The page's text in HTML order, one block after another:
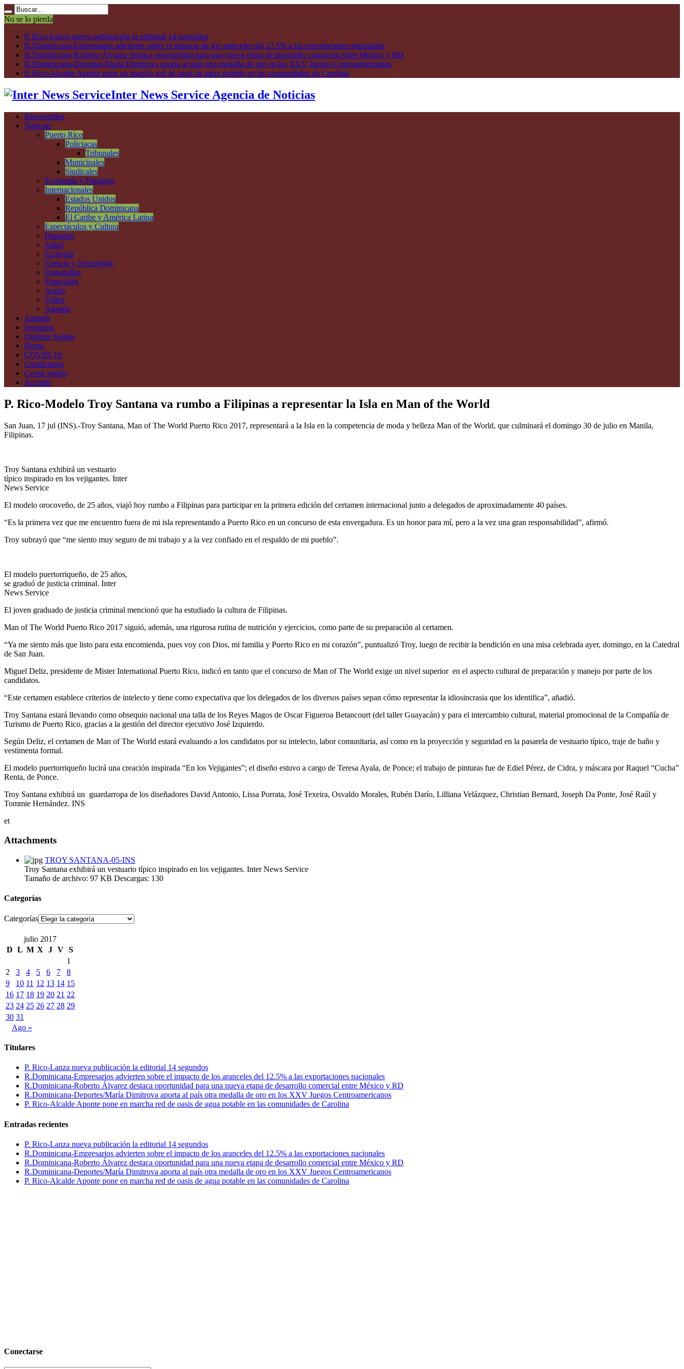
No se lo pierda
P. Rico-Lanza nueva publicación la editorial 14 segundos
R.Dominicana-Empresarios advierten sobre el impacto de los aranceles del 12.5% a las exportaciones nacionales
R.Dominicana-Roberto Álvarez destaca oportunidad para una nueva etapa de desarrollo comercial entre México y RD
R.Dominicana-Deportes/María Dimitrova aporta al país otra medalla de oro en los XXV Juegos Centroamericanos
P. Rico-Alcalde Aponte pone en marcha red de oasis de agua potable en las comunidades de Carolina
Inter News Service Agencia de Noticias
Bienvenidos
Noticias
Puerto Rico
Policiacas
Tribunales
Municipales
Sindicales
Economía y Finanzas
Internacionales
Estados Unidos
República Dominicana
El Caribe y América Latina
Espectáculos y Cultura
Deportes
Salud
Ecología
Ciencia y Tecnología
Fotografías
Especiales
Audio
Vídeo
Agenda
Agenda
Servicios
Quiénes Somos
Demo
COVID-19
Contáctenos
Cerrar sesión
Acceder
P. Rico-Modelo Troy Santana va rumbo a Filipinas a representar la Isla en Man of the World
San Juan, 17 jul (INS).-Troy Santana, Man of The World Puerto Rico 2017, representará a la Isla en la competencia de moda y belleza Man of the World, que culminará el domingo 30 de julio en Manila,
Filipinas.
Troy Santana exhibirá un vestuario
típico inspirado en los vejigantes. Inter
News Service
El modelo orocoveño, de 25 años, viajó hoy rumbo a Filipinas para participar en la primera edición del certamen internacional junto a delegados de aproximadamente 40 países.
“Es la primera vez que me encuentro fuera de mi isla representando a Puerto Rico en un concurso de esta envergadura. Es un honor para mí, pero a la vez una gran responsabilidad”, afirmó.
Troy subrayó que “me siento muy seguro de mi trabajo y a la vez confiado en el respaldo de mi pueblo”.
El modelo puertorriqueño, de 25 años,
se graduó de justicia criminal. Inter
News Service
El joven graduado de justicia criminal mencionó que ha estudiado la cultura de Filipinas.
Man of The World Puerto Rico 2017 siguió, además, una rigurosa rutina de nutrición y ejercicios, como parte de su preparación al certamen.
“Ya me siento más que listo para esta encomienda, pues voy con Dios, mi familia y Puerto Rico en mi corazón”, puntualizó Troy, luego de recibir la bendición en una misa celebrada ayer, domingo, en la Catedral
de San Juan.
Miguel Deliz, presidente de Mister International Puerto Rico, indicó en tanto que el concurso de Man of The World exige un nivel superior en el aspecto cultural de preparación y manejo por parte de los
candidatos.
“Este certamen establece criterios de intelecto y tiene como expectativa que los delegados de los diversos países sepan cómo representar la idiosincrasia que los identifica”, añadió.
Troy Santana estará llevando como obsequio nacional una talla de los Reyes Magos de Oscar Figueroa Betancourt (del taller Guayacán) y para el intercambio cultural, material promocional de la Compañía de
Turismo de Puerto Rico, gracias a la gestión del director ejecutivo José Izquierdo.
Según Deliz, el certamen de Man of The World estará evaluando a los candidatos por su intelecto, labor comunitaria, así como en la proyección y seguridad en la pasarela de vestuario típico, traje de baño y
vestimenta formal.
El modelo puertorriqueño lucirá una creación inspirada “En los Vejigantes”; el diseño estuvo a cargo de Teresa Ayala, de Ponce; el trabajo de pinturas fue de Ediel Pérez, de Cidra, y máscara por Raquel “Cucha”
Renta, de Ponce.
Troy Santana exhibirá un guardarropa de los diseñadores David Antonio, Lissa Porrata, José Texeira, Osvaldo Morales, Rubén Darío, Lilliana Velázquez, Christian Bernard, Joseph Da Ponte, José Raúl y
Tommie Hernández. INS
et
Attachments
TROY SANTANA-05-INS
Troy Santana exhibirá un vestuario típico inspirado en los vejigantes. Inter News Service
Tamaño de archivo: 97 KB Descargas: 130
Categorías
Categorías
julio 2017
D L M X J V S
1
2
3 4 5 6 7
8
9
10 11 12 13 14 15
16 17 18 19 20 21 22
23 24 25 26 27 28 29
30 31
Ago »
Titulares
P. Rico-Lanza nueva publicación la editorial 14 segundos
R.Dominicana-Empresarios advierten sobre el impacto de los aranceles del 12.5% a las exportaciones nacionales
R.Dominicana-Roberto Álvarez destaca oportunidad para una nueva etapa de desarrollo comercial entre México y RD
R.Dominicana-Deportes/María Dimitrova aporta al país otra medalla de oro en los XXV Juegos Centroamericanos
P. Rico-Alcalde Aponte pone en marcha red de oasis de agua potable en las comunidades de Carolina
Entradas recientes
P. Rico-Lanza nueva publicación la editorial 14 segundos
R.Dominicana-Empresarios advierten sobre el impacto de los aranceles del 12.5% a las exportaciones nacionales
R.Dominicana-Roberto Álvarez destaca oportunidad para una nueva etapa de desarrollo comercial entre México y RD
R.Dominicana-Deportes/María Dimitrova aporta al país otra medalla de oro en los XXV Juegos Centroamericanos
P. Rico-Alcalde Aponte pone en marcha red de oasis de agua potable en las comunidades de Carolina
Conectarse